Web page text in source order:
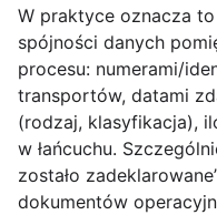
W praktyce oznacza
spójności danych
procesu: numerami/
transportów, datami
(rodzaj, klasyfikacja),
w łańcuchu.
zostało
dokumentów